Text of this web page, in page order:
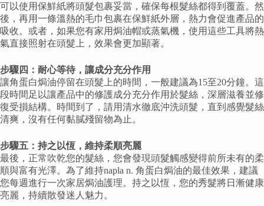
可以使用保鮮紙將頭髮包裹妥當，確保每根髮絲都得到覆蓋。然
後，再用一條溫熱的毛巾包裹在保鮮紙外層，熱力會促進產品的
吸收。或者，如果您有家用焗油帽或蒸氣機，使用這些工具將熱
氣直接照射在頭髮上，效果會更加顯著。
步驟四：耐心等待，讓成分充分作用
讓角蛋白焗油停留在頭髮上的時間，一般建議為15至20分鐘。這
段時間足以讓產品中的修護成分充分作用於髮絲，深層滋養並修
復受損結構。時間到了，請用清水徹底沖洗頭髮，直到感覺髮絲
清爽，沒有任何黏膩殘留物為止。
步驟五：持之以恆，維持柔順亮麗
最後，正常吹乾您的髮絲，您會發現頭髮觸感變得前所未有的柔
順與富有光澤。為了維持napla n. 角蛋白焗油的最佳效果，建議
您每週進行一次家居焗油護理。持之以恆，您的秀髮將日漸健康
亮麗，持續散發迷人魅力。